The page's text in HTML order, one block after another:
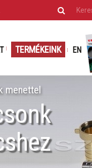
TERMÉKEINK EN
menettel